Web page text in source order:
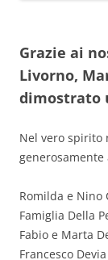
Grazie ai
Livorno,
dimostrato
Nel vero spirito
generosamente
Romilda e Nino
Famiglia Della
Fabio e Marta
Francesco